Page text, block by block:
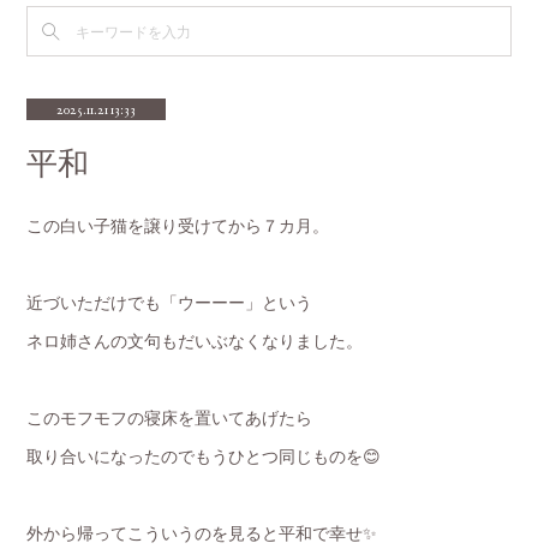
2025.11.21 13:33
平和
この白い子猫を譲り受けてから７カ月。
近づいただけでも「ウーーー」という
ネロ姉さんの文句もだいぶなくなりました。
このモフモフの寝床を置いてあげたら
取り合いになったのでもうひとつ同じものを😊
外から帰ってこういうのを見ると平和で幸せ✨